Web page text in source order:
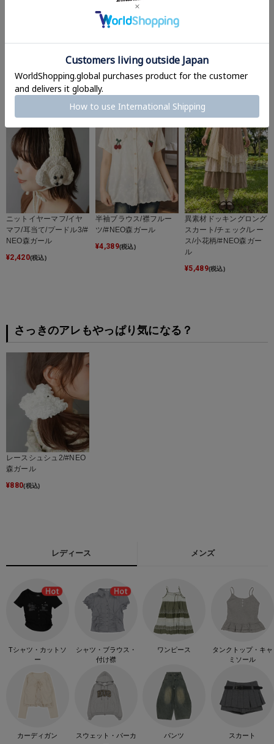
ングスカート/レース/#N
EO森ガール
5,489 (税込)
ングスカート/レース/#N
EO森ガール
¥5,489
ート/インナーパンツ付
き/#NEO森ガール
ニットイヤーマフ/イヤ
マフ/耳当て/プードル3/#
NEO森ガール
¥2,420(税込)
半袖ブラウス/襟フルー
ツ/#NEO森ガール
¥4,389(税込)
異素材ドッキングロング
スカート/チェック/レー
ス/小花柄/#NEO森ガー
ル
¥5,489(税込)
さっきのアレもやっぱり気になる？
レースシュシュ2/#NEO
森ガール
¥880(税込)
レディース メンズ
Tシャツ・カットソ
ー
シャツ・ブラウス・
付け襟
ワンピース
タンクトップ・キャ
ミソール
カーディガン
スウェット・パーカ
パンツ スカート